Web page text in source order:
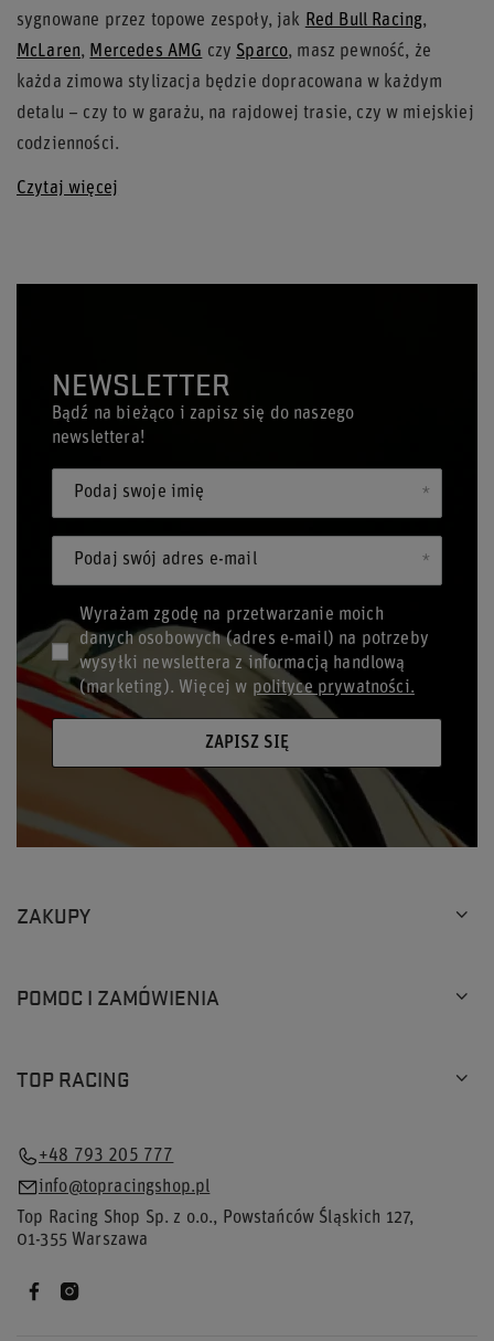
sygnowane przez topowe zespoły, jak Red Bull Racing,
McLaren, Mercedes AMG czy Sparco, masz pewność, że
każda zimowa stylizacja będzie dopracowana w każdym
detalu – czy to w garażu, na rajdowej trasie, czy w miejskiej
codzienności.
Czytaj więcej
NEWSLETTER
Bądź na bieżąco i zapisz się do naszego
newslettera!
Podaj swoje imię
Podaj swój adres e-mail
Wyrażam zgodę na przetwarzanie moich
danych osobowych (adres e-mail) na potrzeby
wysyłki newslettera z informacją handlową
(marketing). Więcej w polityce prywatności.
ZAPISZ SIĘ
ZAKUPY
POMOC I ZAMÓWIENIA
TOP RACING
+48 793 205 777
info@topracingshop.pl
Top Racing Shop Sp. z o.o., Powstańców Śląskich 127,
01-355Warszawa